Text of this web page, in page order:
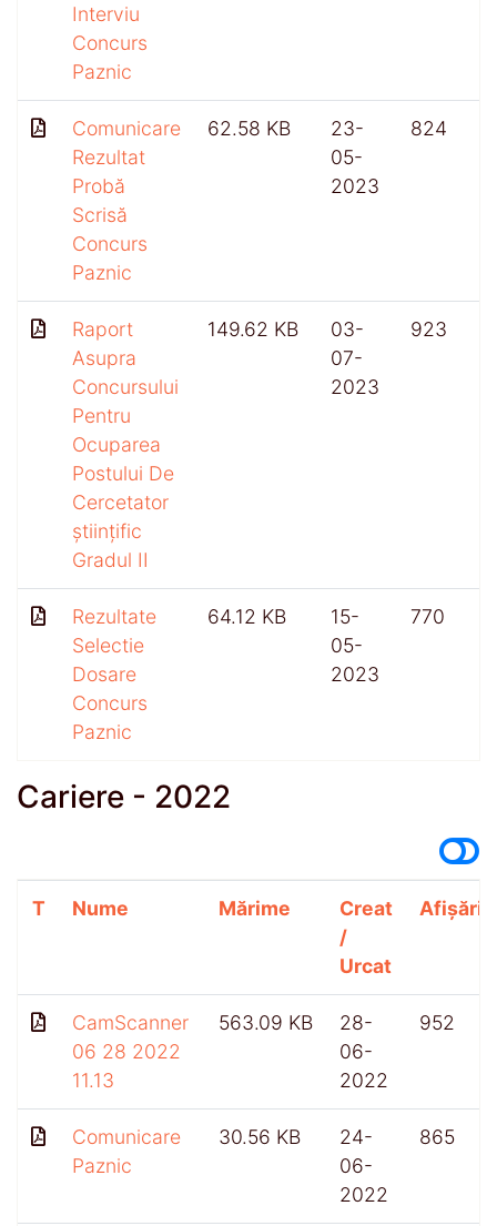
Interviu
Concurs
Paznic
Comunicare
Rezultat
Probă
Scrisă
Concurs
Paznic
62.58 KB
23-
05-
2023
824
Raport
Asupra
Concursului
Pentru
Ocuparea
Postului De
Cercetator
științific
Gradul II
149.62 KB
03-
07-
2023
923
Rezultate
Selectie
Dosare
Concurs
Paznic
64.12 KB
15-
05-
2023
770
Cariere - 2022
T Nume Mărime
Creat
/
Urcat
Afișări
CamScanner
06 28 2022
11.13
563.09 KB
28-
06-
2022
952
Comunicare
Paznic
30.56 KB
24-
06-
2022
865